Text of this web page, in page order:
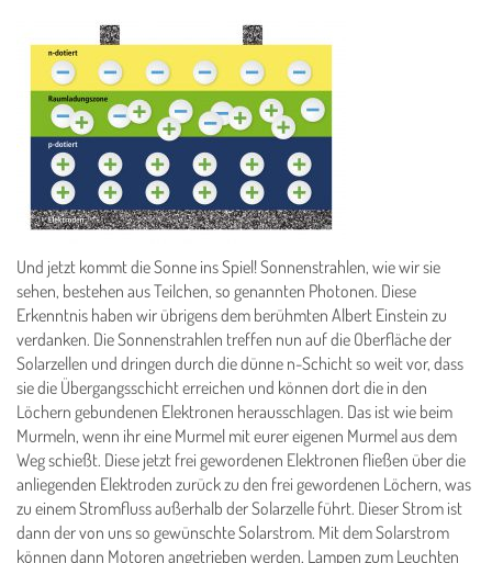
Und jetzt kommt die Sonne ins Spiel! Sonnenstrahlen, wie wir sie
sehen, bestehen aus Teilchen, so genannten Photonen. Diese
Erkenntnis haben wir übrigens dem berühmten Albert Einstein zu
verdanken. Die Sonnenstrahlen treffen nun auf die Ober­fläche der
Solarzellen und dringen durch die dünne n-Schicht so weit vor, dass
sie die Übergangsschicht erreichen und können dort die in den
Löchern gebundenen Elektronen herausschlagen. Das ist wie beim
Murmeln, wenn ihr eine Murmel mit eurer eigenen Murmel aus dem
Weg schießt. Diese jetzt frei gewordenen Elektronen ­fließen über die
anliegenden Elektroden zurück zu den frei gewordenen Löchern, was
zu einem Strom­fluss außerhalb der Solarzelle führt. Dieser Strom ist
dann der von uns so gewünschte Solarstrom. Mit dem Solarstrom
können dann Motoren angetrieben werden, Lampen zum Leuchten